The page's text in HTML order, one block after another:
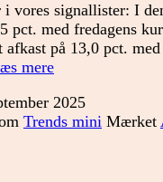
i vores signallister: I
pct. med fredagens
afkast på 13,0 pct.
mereHvad
signallisterne?
2025
Trends mini Mærket